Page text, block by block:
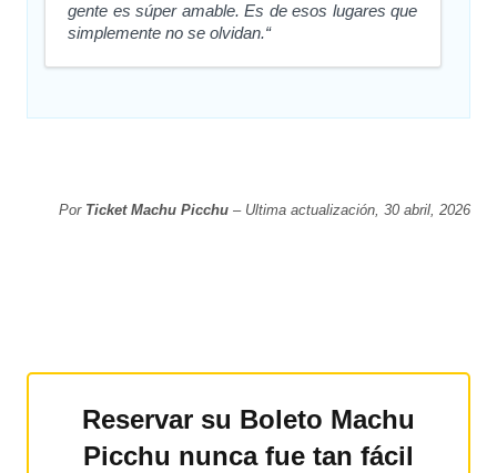
gente es súper amable. Es de esos lugares que
simplemente no se olvidan.“
Por Ticket Machu Picchu– Ultima actualización, 30 abril, 2026
Reservar su Boleto Machu
Picchu nunca fue tan fácil